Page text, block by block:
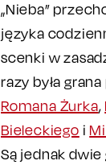
„Nieba”
języka
scenki w
razy była
Romana Żurka,
Bieleckiego i
Są jednak dwie